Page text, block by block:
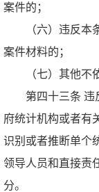
案件的；
（六）违反
案件材料的；
（七）其他不
第四十三条 违
府统计机构或者有
识别或者推断单个
领导人员和直接责
分。